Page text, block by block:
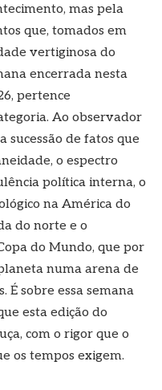
mas pela
que, tomados em
vertiginosa do
encerrada nesta
pertence
Ao observador
sucessão de fatos que
o espectro
política interna, o
na América do
do norte e o
do Mundo, que por
numa arena de
É sobre essa semana
esta edição do
com o rigor que o
os tempos exigem.